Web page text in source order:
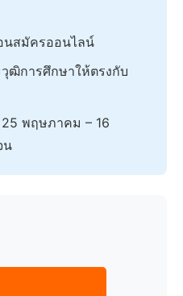
นสมัครออนไลน์
ฒิการศึกษาให้ตรงกับ
พฤษภาคม – 16
น